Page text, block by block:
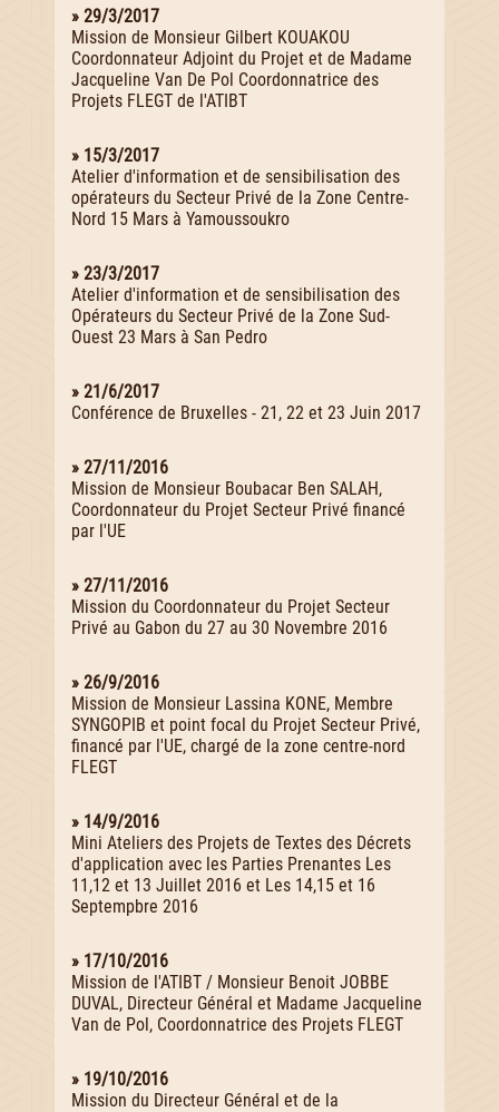
» 29/3/2017
Mission de Monsieur Gilbert KOUAKOU
Coordonnateur Adjoint du Projet et de Madame
Jacqueline Van De Pol Coordonnatrice des
Projets FLEGT de l'ATIBT
» 15/3/2017
Atelier d'information et de sensibilisation des
opérateurs du Secteur Privé de la Zone Centre-
Nord 15 Mars à Yamoussoukro
» 23/3/2017
Atelier d'information et de sensibilisation des
Opérateurs du Secteur Privé de la Zone Sud-
Ouest 23 Mars à San Pedro
» 21/6/2017
Conférence de Bruxelles - 21, 22 et 23 Juin 2017
» 27/11/2016
Mission de Monsieur Boubacar Ben SALAH,
Coordonnateur du Projet Secteur Privé financé
par l'UE
» 27/11/2016
Mission du Coordonnateur du Projet Secteur
Privé au Gabon du 27 au 30 Novembre 2016
» 26/9/2016
Mission de Monsieur Lassina KONE, Membre
SYNGOPIB et point focal du Projet Secteur Privé,
financé par l'UE, chargé de la zone centre-nord
FLEGT
» 14/9/2016
Mini Ateliers des Projets de Textes des Décrets
d'application avec les Parties Prenantes Les
11,12 et 13 Juillet 2016 et Les 14,15 et 16
Septempbre 2016
» 17/10/2016
Mission de l'ATIBT / Monsieur Benoit JOBBE
DUVAL, Directeur Général et Madame Jacqueline
Van de Pol, Coordonnatrice des Projets FLEGT
» 19/10/2016
Mission du Directeur Général et de la